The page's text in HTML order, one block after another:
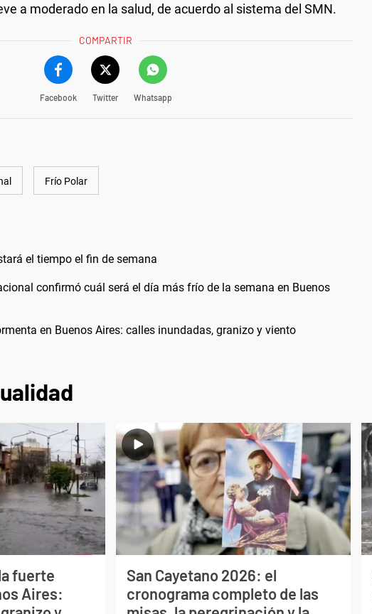
a moderado en la salud, de acuerdo al sistema del SMN.
COMPARTIR
Facebook Twitter Whatsapp
Frío Polar
el tiempo el fin de semana
confirmó cuál será el día más frío de la semana en Buenos
en Buenos Aires: calles inundadas, granizo y viento
fuerte
Aires:
San Cayetano 2026: el
cronograma completo de las